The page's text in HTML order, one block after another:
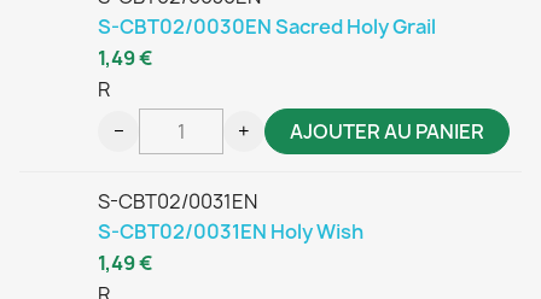
S-CBT02/0030EN Sacred Holy Grail
R
1,49 €
− + AJOUTER AU PANIER
S-CBT02/0031EN
S-CBT02/0031EN Holy Wish
1,49 €